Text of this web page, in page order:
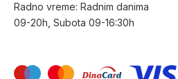
Radno vreme: Radnim danima
09-20h, Subota 09-16:30h